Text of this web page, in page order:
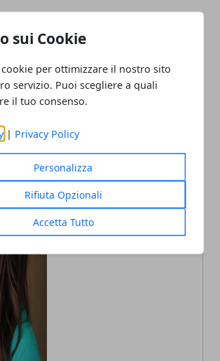
sui Cookie
per ottimizzare il nostro sito
servizio. Puoi scegliere a quali
il tuo consenso.
| Privacy Policy
Personalizza
Rifiuta Opzionali
Accetta Tutto
Annalisa Biasi
Autrice di articoli per blog, laureata
in Psicologia con la passione per la
scrittura e le guide How to